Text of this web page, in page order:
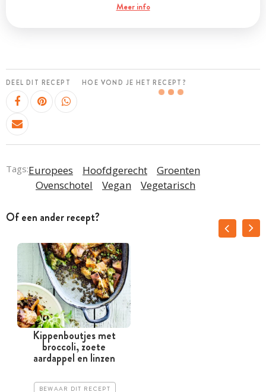
Meer info
DEEL DIT RECEPT HOE VOND JE HET RECEPT?
Tags:Europees Hoofdgerecht
Groenten
Ovenschotel
Vegan Vegetarisch
Of een ander recept?
Kippenboutjes met
broccoli, zoete
aardappel en linzen
BEWAAR DIT RECEPT